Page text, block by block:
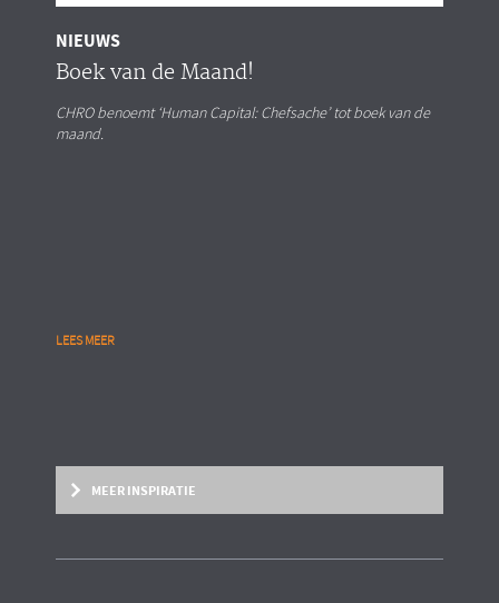
NIEUWS
Boek van de Maand!
CHRO benoemt ‘Human Capital: Chefsache’ tot boek van de
maand.
LEES MEER
MEER INSPIRATIE